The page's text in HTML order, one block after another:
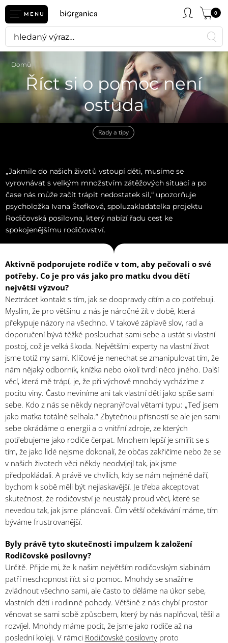
MENU 0
Domů
Říct si o pomoc není
ostuda
Rady a tipy
„Jakmile do našich životů vstoupí děti, musíme se
vyrovnávat s velkým množstvím zátěžových situací a po
čase nás může začít trápit nedostatek sil,“ upozorňuje
psycholožka Ivana Štefková, spoluzakladatelka projektu
Rodičovská posilovna, který nabízí řadu cest ke
spokojenějšímu rodičovství.
Aktivně podporujete rodiče v tom, aby pečovali o své
potřeby. Co je pro vás jako pro matku dvou dětí
největší výzvou?
Neztrácet kontakt s tím, jak se doopravdy cítím a co potřebuji.
Myslím, že pro většinu z nás je náročné žít v době, která
překypuje názory na všechno. V takové záplavě slov, rad a
doporučení bývá těžké poslouchat sami sebe a ustát si vlastní
postoj, což je velká škoda. Největšími experty na vlastní život
jsme totiž my sami. Klíčové je nenechat se zmanipulovat tím, že
nám nějaký odborník, knížka nebo okolí tvrdí něco jiného. Další
věcí, která mě trápí, je, že při výchově mnohdy vycházíme z
pocitu viny. Často neviníme ani tak vlastní děti jako spíše sami
sebe. Kdo z nás se někdy nepranýřoval větami typu: „Teď jsem
jako matka totálně selhala.“ Zbytečnou přísností se ale jen sami
sebe okrádáme o energii a o vnitřní zdroje, ze kterých
potřebujeme jako rodiče čerpat. Mnohem lepší je smířit se s
tím, že jako lidé nejsme dokonalí, že občas zakřičíme nebo že se
v našich životech věci někdy neodvíjejí tak, jak jsme
předpokládali. A právě ve chvílích, kdy se nám nejméně daří,
bychom k sobě měli být nejlaskavější. Je třeba akceptovat
skutečnost, že rodičovství je neustálý proud věcí, které se
nevedou tak, jak jsme plánovali. Čím větší očekávání máme, tím
býváme frustrovanější.
Byly právě tyto skutečnosti impulzem k založení
Rodičovské posilovny?
Určitě. Přijde mi, že k našim největším rodičovským slabinám
patří neschopnost říct si o pomoc. Mnohdy se snažíme
zvládnout všechno sami, ale často to děláme na úkor sebe,
vlastních dětí i rodinné pohody. Většině z nás chybí prostor
věnovat se sami sobě způsobem, který by nás naplňoval, těšil a
rozvíjel. Mnohdy máme pocit, že jsme jako rodiče až na
poslední koleji. V rámci Rodičovské posilovny proto